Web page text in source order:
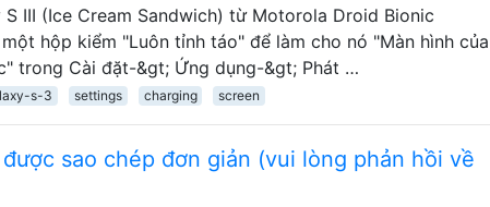
III (Ice Cream Sandwich) từ Motorola Droid Bionic
hộp kiểm "Luôn tỉnh táo" để làm cho nó "Màn hình của
trong Cài đặt-&gt; Ứng dụng-&gt; Phát …
s-3 settings charging screen
sao chép đơn giản (vui lòng phản hồi về